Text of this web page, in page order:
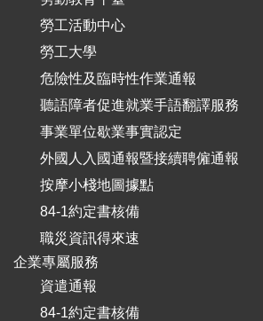
勞工活動中心
勞工大學
危險性及臨時性作業通報
聽語障者促進就業手語翻譯服務
事業單位歇業事實認定
外國人入國通報暨接續聘僱通報
按摩小棧地圖據點
84-1約定書核備
職災資訊得來速
企業專屬服務
資遣通報
84-1約定書核備